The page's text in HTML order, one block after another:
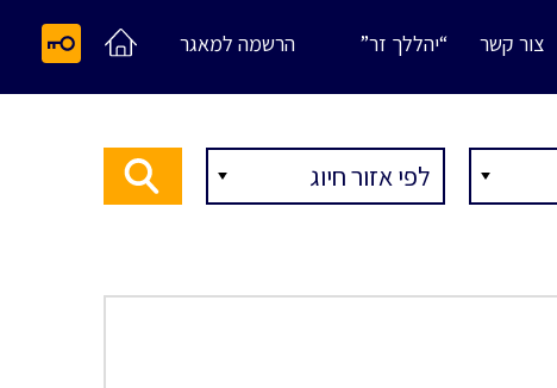
צור קשר “יהללך זר” הרשמה למאגר